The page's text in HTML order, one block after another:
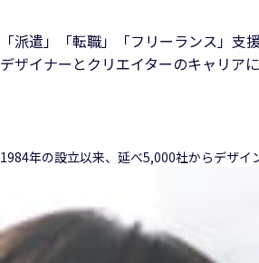
「派遣」「転職」「フリーランス」支
デザイナーとクリエイターのキャリア
1984年の設立以来、延べ5,000社からデザイ